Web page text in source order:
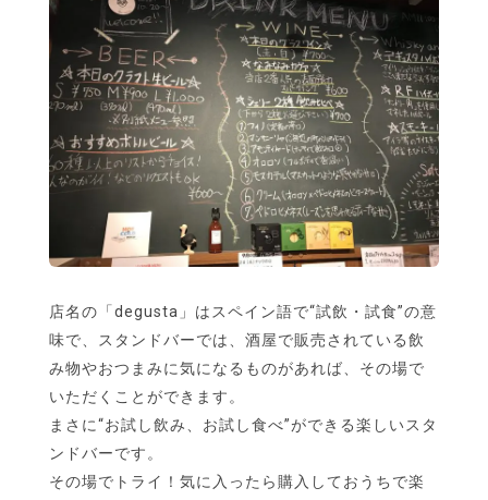
店名の「degusta」はスペイン語で“試飲・試食”の意
味で、スタンドバーでは、酒屋で販売されている飲
み物やおつまみに気になるものがあれば、その場で
いただくことができます。
まさに“お試し飲み、お試し食べ”ができる楽しいスタ
ンドバーです。
その場でトライ！気に入ったら購入しておうちで楽